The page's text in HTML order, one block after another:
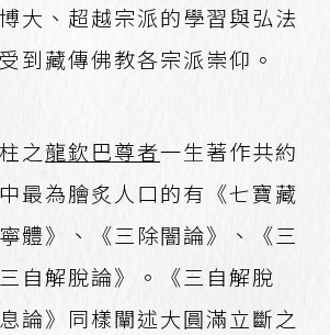
大、超越宗派的學習與弘法
到藏傳佛教各宗派崇仰。
之龍欽巴尊者一生著作共約
最為膾炙人口的有《七寶藏
體》、《三除闇論》、《三
自解脫論》。《三自解脫
論》同樣闡述大圓滿立斷之